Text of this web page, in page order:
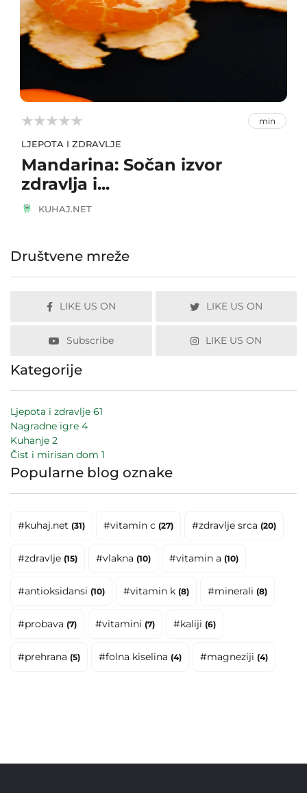


 min
LJEPOTA I ZDRAVLJE
Mandarina: Sočan izvor
zdravlja i...
KUHAJ.NET
Društvene mreže
LIKE US ON LIKE US ON
Subscribe LIKE US ON
Kategorije
Ljepota i zdravlje 61
Nagradne igre 4
Kuhanje 2
Čist i mirisan dom 1
Popularne blog oznake
#kuhaj.net (31) #vitamin c (27) #zdravlje srca (20)
#zdravlje (15) #vlakna (10) #vitamin a (10)
#antioksidansi (10) #vitamin k (8) #minerali (8)
#probava (7) #vitamini (7) #kaliji (6)
#prehrana (5) #folna kiselina (4) #magneziji (4)